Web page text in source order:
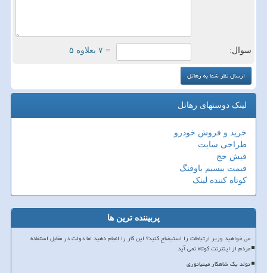
سوال: = ۷ بعلاوه ۵
لینک دوستهای رهاتل
خرید و فروش خودرو
طراحی سایت
فیش حج
قیمت بیسیم باوفنگ
کوتاه کننده لینک
پربیننده ترین ها
می خواهید وزیر ارتباطات را استیضاح کنید؟ این کار را انجام دهید اما دولت در مقابل استفاده
مردم از اینترنت کوتاه نمی آید
تولد یک شاهکار مینیاتوری